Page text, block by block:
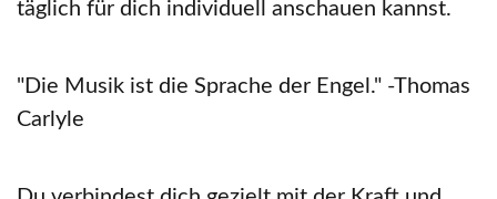
täglich für dich individuell anschauen kannst.
"Die Musik ist die Sprache der Engel." -Thomas
Carlyle